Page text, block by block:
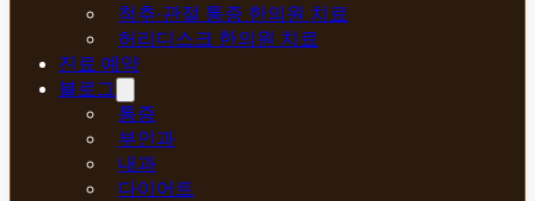
척추·관절 통증 한의원 치료
허리디스크 한의원 치료
진료 예약
블로그
통증
부인과
내과
다이어트